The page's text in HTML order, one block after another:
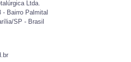
Ltda.
- Bairro Palmital
SP - Brasil